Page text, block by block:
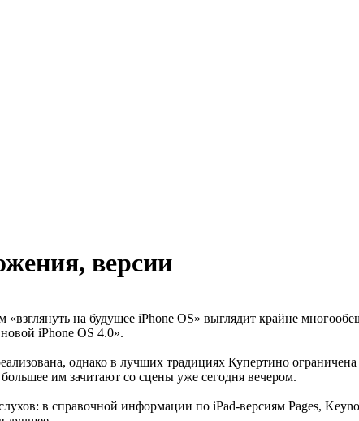
версии
«взглянуть на будущее iPhone OS» выглядит крайне
iPhone OS 4.0».
однако в лучших традициях Купертино
им зачитают со сцены уже сегодня вечером.
в справочной информации по iPad-версиям Pages,